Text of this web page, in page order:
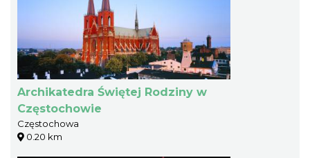
Archikatedra Świętej Rodziny w
Częstochowie
Częstochowa
0.20 km